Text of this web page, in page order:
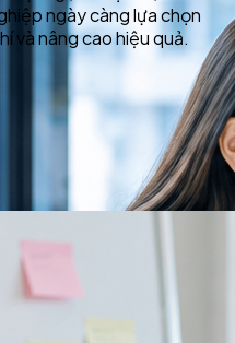
ngày càng lựa chọn
và nâng cao hiệu quả.